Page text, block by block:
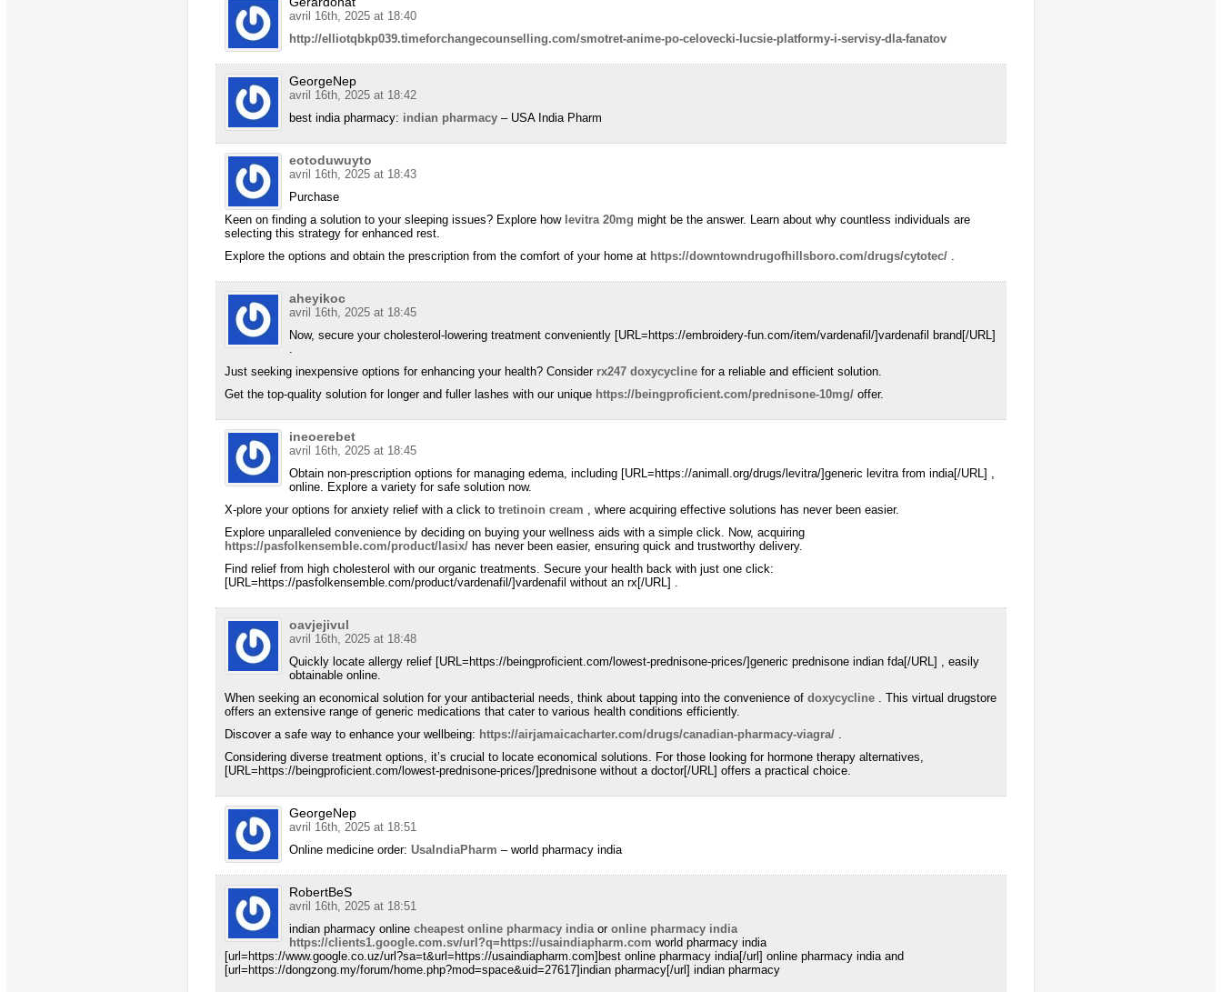
avril 16th, 2025 at 18:40
http://elliotqbkp039.timeforchangecounselling.com/smotret-anime-po-celovecki-lucsie-platformy-i-servisy-dla-fanatov
GeorgeNep
avril 16th, 2025 at 18:42
best india pharmacy: indian pharmacy– USA India Pharm
eotoduwuyto
avril 16th, 2025 at 18:43
Purchase
Keen on finding a solution to your sleeping issues? Explore how levitra 20mg might be the answer. Learn about why countless individuals are
selecting this strategy for enhanced rest.
Explore the options and obtain the prescription from the comfort of your home at https://downtowndrugofhillsboro.com/drugs/cytotec/.
aheyikoc
avril 16th, 2025 at 18:45
Now, secure your cholesterol-lowering treatment conveniently [URL=https://embroidery-fun.com/item/vardenafil/]vardenafil brand[/URL]
Just seeking inexpensive options for enhancing your health? Consider rx247 doxycyclinefor a reliable and efficient solution.
Get the top-quality solution for longer and fuller lashes with our unique https://beingproficient.com/prednisone-10mg/offer.
ineoerebet
avril 16th, 2025 at 18:45
Obtain non-prescription options for managing edema, including [URL=https://animall.org/drugs/levitra/]generic levitra from india[/URL] ,
online. Explore a variety for safe solution now.
X-plore your options for anxiety relief with a click to tretinoin cream , where acquiring effective solutions has never been easier.
Explore unparalleled convenience by deciding on buying your wellness aids with a simple click. Now, acquiring
https://pasfolkensemble.com/product/lasix/has never been easier, ensuring quick and trustworthy delivery.
Find relief from high cholesterol with our organic treatments. Secure your health back with just one click:
[URL=https://pasfolkensemble.com/product/vardenafil/]vardenafil without an rx[/URL] .
oavjejivul
avril 16th, 2025 at 18:48
Quickly locate allergy relief [URL=https://beingproficient.com/lowest-prednisone-prices/]generic prednisone indian fda[/URL] , easily
obtainable online.
When seeking an economical solution for your antibacterial needs, think about tapping into the convenience of doxycycline. This virtual drugstore
offers an extensive range of generic medications that cater to various health conditions efficiently.
Discover a safe way to enhance your wellbeing: https://airjamaicacharter.com/drugs/canadian-pharmacy-viagra/.
Considering diverse treatment options, it’s crucial to locate economical solutions. For those looking for hormone therapy alternatives,
[URL=https://beingproficient.com/lowest-prednisone-prices/]prednisone without a doctor[/URL] offers a practical choice.
GeorgeNep
avril 16th, 2025 at 18:51
Online medicine order: UsaIndiaPharm – world pharmacy india
RobertBeS
avril 16th, 2025 at 18:51
indian pharmacy online cheapest online pharmacy indiaor online pharmacy india
https://clients1.google.com.sv/url?q=https://usaindiapharm.com world pharmacy india
[url=https://www.google.co.uz/url?sa=t&url=https://usaindiapharm.com]best online pharmacy india[/url] online pharmacy india and
[url=https://dongzong.my/forum/home.php?mod=space&uid=27617]indian pharmacy[/url] indian pharmacy